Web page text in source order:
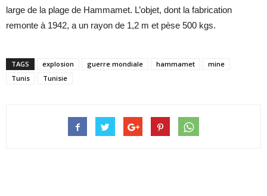
large de la plage de Hammamet. L’objet, dont la fabrication
remonte à 1942, a un rayon de 1,2 m et pèse 500 kgs.
TAGS explosion guerre mondiale hammamet
mine
Tunis
Tunisie